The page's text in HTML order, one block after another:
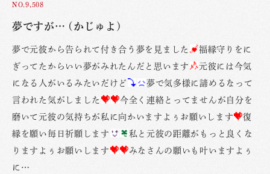
NO.9,508
夢ですが… (かじゅよ)
夢で元彼から告られて付き合う夢を見ました
福縁守りをに
ぎってたからいい夢がみれたんだと思います
元彼には今気
になる人がいるみたいだけど
夢で気多様に諦めるなって
言われた気がしました
今全く連絡とってませんが自分を
磨いて元彼の気持ちが私に向かいますよぅお願いします
復
縁を願い毎日祈願します
私と元彼の距離がもっと良くな
りますよぅお願いします
みなさんの願いも叶いますよぅ
に…